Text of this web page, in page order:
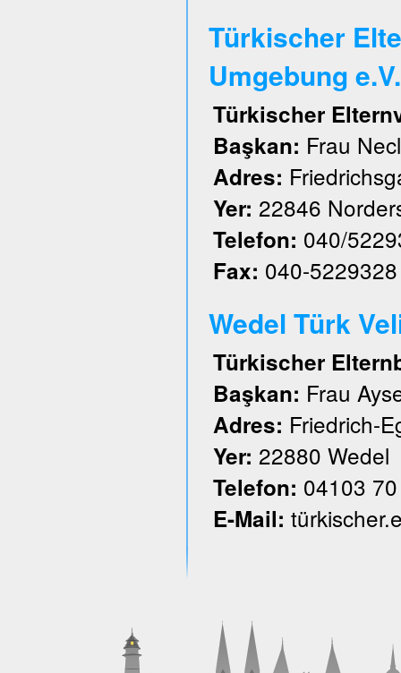
Türkischer
Umgebung e.V.
Türkischer
Başkan: Frau
Adres:
Yer: 22846
Telefon: 040/
Fax: 040-5229328
Wedel Türk
Türkischer
Başkan: Frau
Adres: Friedrich-
Yer: 22880 Wedel
Telefon: 04103
E-Mail: